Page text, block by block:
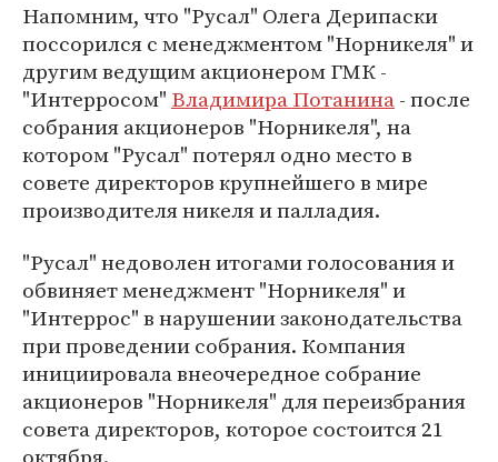
Напомним, что "Русал" Олега Дерипаски
поссорился с менеджментом "Норникеля" и
другим ведущим акционером ГМК -
"Интерросом" Владимира Потанина- после
собрания акционеров "Норникеля", на
котором "Русал" потерял одно место в
совете директоров крупнейшего в мире
производителя никеля и палладия.
"Русал" недоволен итогами голосования и
обвиняет менеджмент "Норникеля" и
"Интеррос" в нарушении законодательства
при проведении собрания. Компания
инициировала внеочередное собрание
акционеров "Норникеля" для переизбрания
совета директоров, которое состоится 21